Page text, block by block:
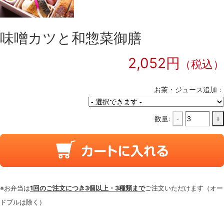
味噌カツと和惣菜御膳
2,052円
（税込）
お茶・ジュース追加：
数量: - +
※お弁当は1回のご注文につき3個以上・3種類までご注文いただけます（オー
ドブルは除く）